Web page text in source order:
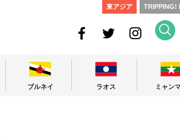
東アジア TRIPPING!
ブルネイ ラオス ミャン